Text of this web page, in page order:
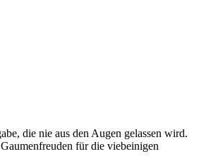
die nie aus den Augen gelassen wird.
für die viebeinigen